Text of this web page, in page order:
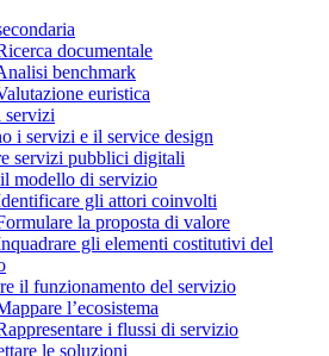
documentale
benchmark
euristica
servizi
i servizi e il service design
servizi pubblici digitali
modello di servizio
gli attori coinvolti
la proposta di valore
gli elementi costitutivi del
il funzionamento del servizio
l’ecosistema
i flussi di servizio
le soluzioni